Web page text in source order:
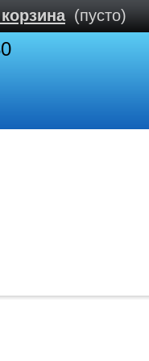
(пусто)